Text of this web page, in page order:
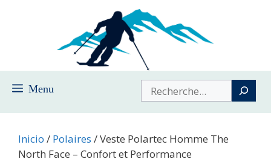
Menu Buscar
Inicio / Polaires / Veste Polartec Homme The
North Face – Confort et Performance